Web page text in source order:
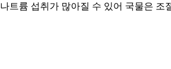
나트륨 섭취가 많아질 수 있어 국물은 조